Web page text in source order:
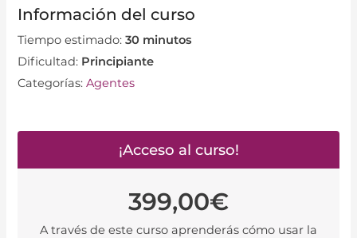
Información del curso
Tiempo estimado:30 minutos
Dificultad: Principiante
Categorías:Agentes
¡Acceso al curso!
399,00€
A través de este curso aprenderás cómo usar la